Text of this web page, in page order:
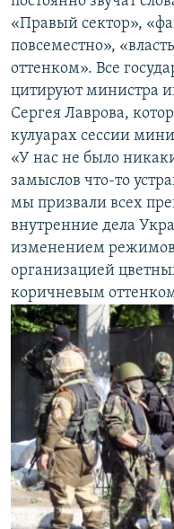
«Правый сектор»,
повсеместно»,
оттенком». Все
цитируют министра
Сергея Лаврова,
кулуарах сессии
«У нас не было
замыслов что-то
мы призвали всех
внутренние дела
изменением
организацией
коричневым